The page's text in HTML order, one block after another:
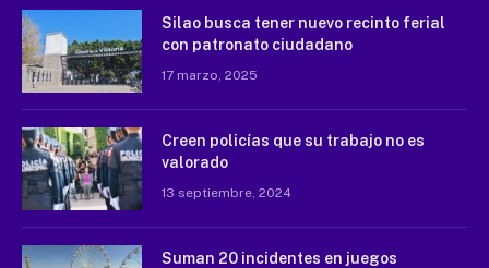
Silao busca tener nuevo recinto ferial
con patronato ciudadano
17 marzo, 2025
Creen policías que su trabajo no es
valorado
13 septiembre, 2024
Suman 20 incidentes en juegos